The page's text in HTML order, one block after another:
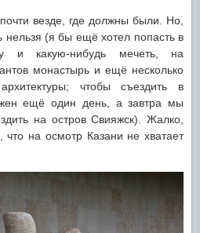
везде, где должны были. Но,
нельзя (я бы ещё хотел попасть в
и какую-нибудь мечеть, на
монастырь и ещё несколько
чтобы съездить в
ещё один день, а завтра мы
на остров Свияжск). Жалко,
что на осмотр Казани не хватает